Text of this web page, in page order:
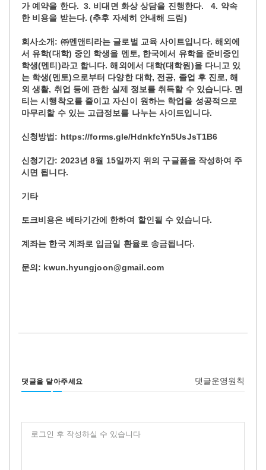
가 예약을 한다. 3. 비대면 화상 상담을 진행한다. 4. 약속
한 비용을 받는다. (추후 자세히 안내해 드림)
회사소개: ㈜멘앤티라는 글로벌 교육 사이트입니다. 해외에
서 유학(대학) 중인 학생을 멘토, 한국에서 유학을 준비중인
학생(멘티)라고 합니다. 해외에서 대학(대학원)을 다니고 있
는 학생(멘토)으로부터 다양한 대학, 전공, 졸업 후 진로, 해
외 생활, 취업 등에 관한 실제 정보를 취득할 수 있습니다. 멘
티는 시행착오를 줄이고 자신이 원하는 학업을 성공적으로
마무리할 수 있는 고급정보를 나누는 사이트입니다.
신청방법: https://forms.gle/HdnkfcYn5UsJsT1B6
신청기간: 2023년 8월 15일까지 위의 구글폼을 작성하여 주
시면 됩니다.
기타
토크비용은 베타기간에 한하여 할인될 수 있습니다.
계좌는 한국 계좌로 입금일 환율로 송금됩니다.
문의: kwun.hyungjoon@gmail.com
댓글을 달아주세요 댓글운영원칙
로그인 후 작성하실 수 있습니다